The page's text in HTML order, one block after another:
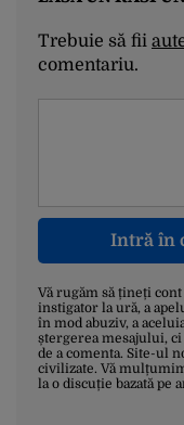
Trebuie să fii
comentariu.
Intră în
Vă rugăm să țineți
instigator la ură, a
în mod abuziv, a
ștergerea mesajului,
de a comenta. Site-ul
civilizate. Vă
la o discuție bazată pe